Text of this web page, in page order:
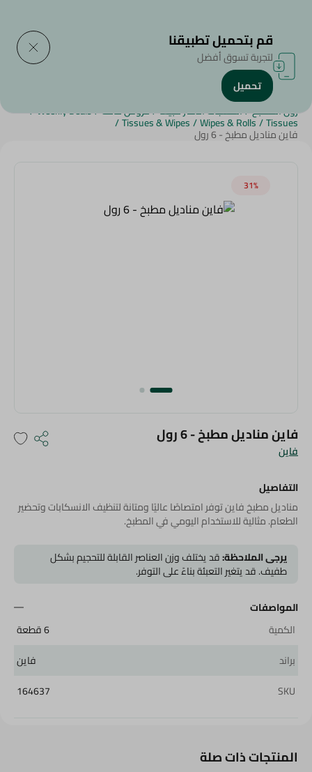
الرئيسية/الجمال والعناية الشخصية
رول المطبخ/المنتجات الأكثر مبيعاً/عروض عامة/
Weekly Deals
/
Tissues
/
Wipes & Rolls
/
Tissues & Wipes
/
فاين مناديل مطبخ - 6 رول
31‎%‎
فاين
فاين مناديل مطبخ - 6 رول
التفاصيل
مناديل مطبخ فاين توفر امتصاصًا عاليًا ومتانة لتنظيف الانسكابات وتحضير
الطعام. مثالية للاستخدام اليومي في المطبخ.
يرجى الملاحظة:قد يختلف وزن العناصر القابلة للتحجيم بشكل
طفيف. قد يتغير التعبئة بناءً على التوفر.
المواصفات
الكمية
6 قطعة
براند
فاين
SKU
164637
المنتجات ذات صلة
قم بتحميل تطبيقنا
لتجربة تسوق أفضل
تحميل